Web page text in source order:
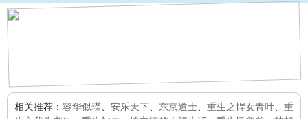
相关推荐： 容华似瑾 安乐天下 东京道士 重生之悍女青叶
重